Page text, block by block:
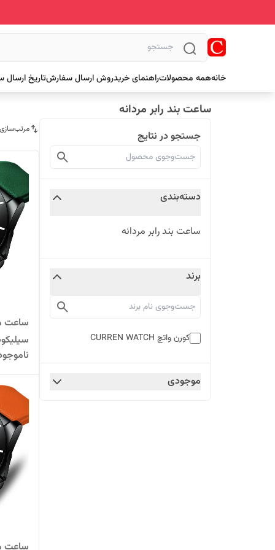
خانههمه محصولاتراهنمای خریدروش ارسال سفارشتاریخ
ساعت بند رابر مردانه
جستجو در نتایج
دسته‌بندی
ساعت بند رابر مردانه
برند
کورن واتچ CURREN WATCH
موجودی
ساعت
سبز